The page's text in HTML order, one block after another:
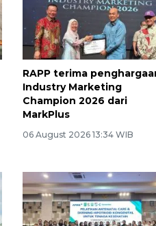
RAPP terima
Industry Marketing
Champion 2026 dari
MarkPlus
06 August 2026 13:34 WIB